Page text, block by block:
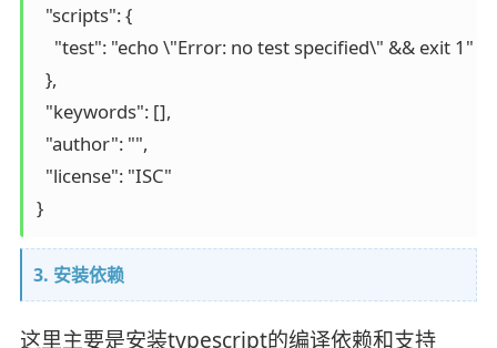
  "scripts": {
    "test": "echo \"Error: no test specified\" && exit 1"
  },
  "keywords": [],
  "author": "",
  "license": "ISC"
}
3. 安装依赖
这里主要是安装typescript的编译依赖和支持